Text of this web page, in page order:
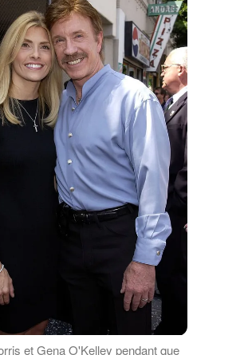
et Gena O'Kelley pendant que